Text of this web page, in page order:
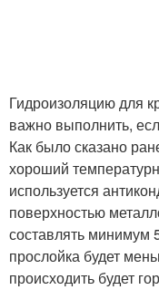
Гидроизоляцию для
важно выполнить,
Как было сказано
хороший
используется
поверхностью
составлять минимум
прослойка будет
происходить будет